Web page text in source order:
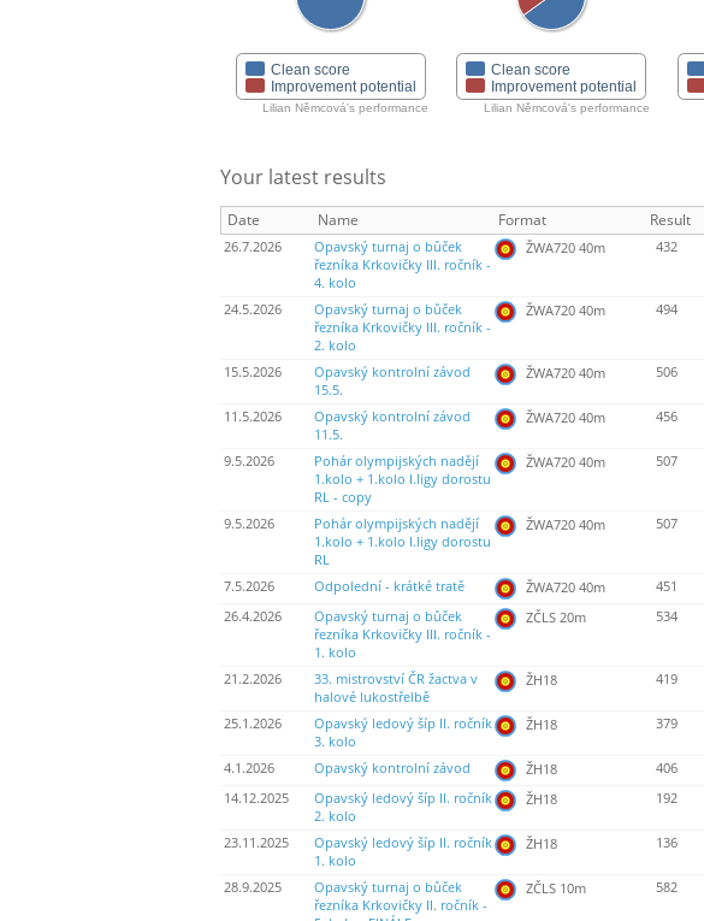
Clean score
Improvement potential
Lilian Němcová's performance
Clean score
Improvement potential
Lilian Němcová's performance
Your latest results
Date Name Format Result
26.7.2026
Opavský turnaj o bůček
řezníka Krkovičky III. ročník -
4. kolo
ŽWA720 40m 432
24.5.2026
Opavský turnaj o bůček
řezníka Krkovičky III. ročník -
2. kolo
ŽWA720 40m 494
15.5.2026
Opavský kontrolní závod
15.5.
ŽWA720 40m 506
11.5.2026
Opavský kontrolní závod
11.5.
ŽWA720 40m 456
9.5.2026
Pohár olympijských nadějí
1.kolo + 1.kolo I.ligy dorostu
RL - copy
ŽWA720 40m 507
9.5.2026
Pohár olympijských nadějí
1.kolo + 1.kolo I.ligy dorostu
RL
ŽWA720 40m 507
7.5.2026 Odpolední - krátké tratě ŽWA720 40m 451
26.4.2026
Opavský turnaj o bůček
řezníka Krkovičky III. ročník -
1. kolo
ZČLS 20m 534
21.2.2026
33. mistrovství ČR žactva v
halové lukostřelbě
ŽH18 419
25.1.2026
Opavský ledový šíp II. ročník
3. kolo
ŽH18 379
4.1.2026 Opavský kontrolní závod ŽH18 406
14.12.2025
Opavský ledový šíp II. ročník
2. kolo
ŽH18 192
23.11.2025
Opavský ledový šíp II. ročník
1. kolo
ŽH18 136
28.9.2025
Opavský turnaj o bůček
řezníka Krkovičky II. ročník -
ZČLS 10m 582